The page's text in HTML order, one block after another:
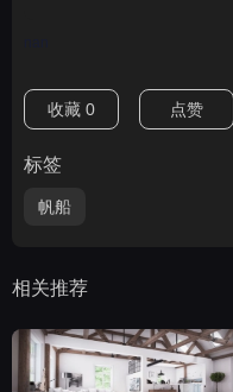
收藏 0 点赞
标签
帆船
相关推荐